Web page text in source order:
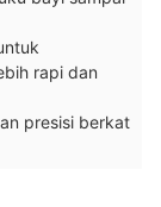
rapi dan
presisi berkat